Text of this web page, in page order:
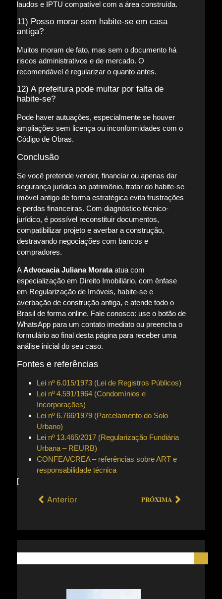
laudos e IPTU compatível com a área construída.
11) Posso morar sem habite-se em casa
antiga?
Muitos moram de fato, mas sem o documento há
riscos administrativos e de mercado. O
recomendável é regularizar o quanto antes.
12) A prefeitura pode multar por falta de
habite-se?
Pode haver autuações, especialmente se houver
ampliações sem licença ou inconformidades com o
Código de Obras.
Conclusão
Se você pretende vender, financiar ou apenas dar
segurança jurídica ao patrimônio, tratar do habite-se
imóvel antigo de forma estratégica evita frustrações
e perdas financeiras. Com diagnóstico técnico-
jurídico, é possível reconstituir documentos,
compatibilizar projeto e averbar a construção,
destravando negociações com bancos e
compradores.
AAdvocacia Juliana Morataatua com
especialização em Direito Imobiliário, com ênfase
em Regularização de Imóveis, habite-se e
averbação de construção antiga, e atende todo o
Brasil de forma online. Fale conosco: use o botão de
WhatsApp para um contato imediato ou preencha o
formulário ao final desta página para receber uma
análise inicial do seu caso.
Fontes e referências
Lei nº 6.015/1973 (Lei de Registros Públicos)
Lei nº 4.591/1964 (Condomínios e
Incorporações)
Lei nº 6.766/1979 (Parcelamento do Solo
Urbano)
Lei nº 13.465/2017 (Regularização Fundiária
Urbana – REURB)
CONFEA/CREA – referências sobre ART e
responsabilidade técnica
[
Anterior PRÓXIMA